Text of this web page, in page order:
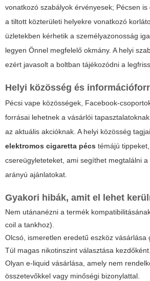
vonatkozó szabályok érvényesek; Pécsen
a tiltott közterületi helyekre vonatkozó
üzletekben kérhetik a személyazonosság
legyen Önnel megfelelő okmány. A helyi
ezért javasolt a boltban tájékozódni a
Helyi közösség és
Pécsi vape közösségek, Facebook-
forrásai lehetnek a vásárlói
az aktuális akcióknak. A helyi közösség
elektromos cigaretta pécs témájú
csereügyleteteket, ami segíthet megtalálni
arányú ajánlatokat.
Gyakori hibák, amit el lehet
Nem utánanézni a termék
coil a tankhoz).
Olcsó, ismeretlen eredetű eszköz vásárlása
Túl magas nikotinszint választása kezdőként.
Olyan e-liquid vásárlása, amely nem
összetevőkkel vagy minőségi bizonylattal.